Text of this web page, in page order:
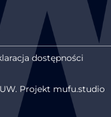
dostępności
Projekt mufu.studio